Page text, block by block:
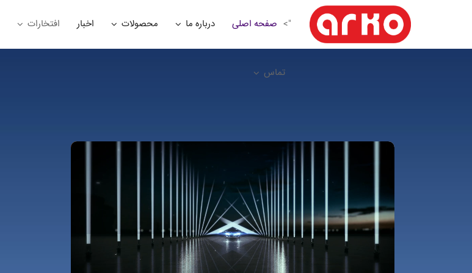
"> صفحه اصلی درباره ما محصولات اخبار افتخارات
تماس